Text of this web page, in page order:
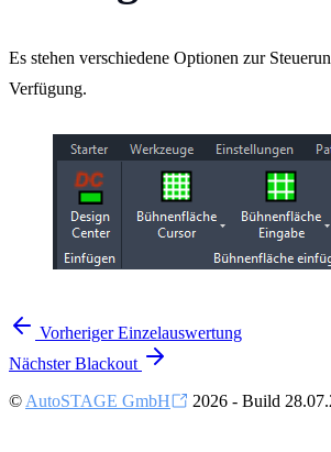
Es stehen verschiedene Optionen zur
Verfügung.
Vorheriger Einzelauswertung
Nächster Blackout
© AutoSTAGE GmbH 2026 - Build